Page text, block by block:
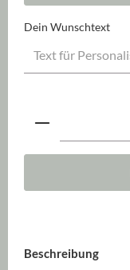
Dein Wunschtext
Produkt
Beschreibung